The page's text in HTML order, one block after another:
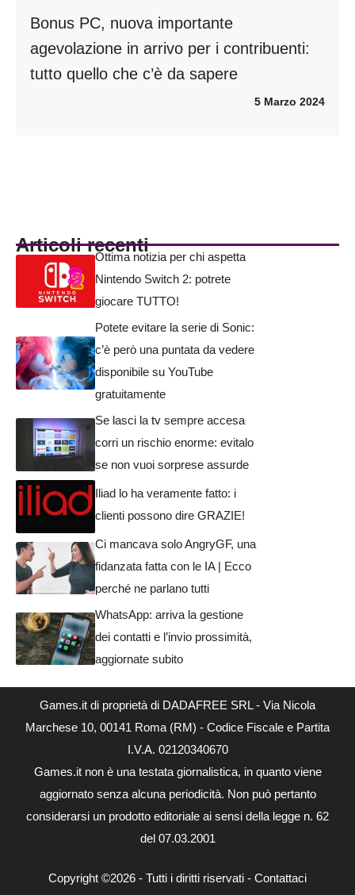
Bonus PC, nuova importante
agevolazione in arrivo per i contribuenti:
tutto quello che c’è da sapere
5 Marzo 2024
Articoli recenti
Ottima notizia per chi aspetta
Nintendo Switch 2: potrete
giocare TUTTO!
Potete evitare la serie di Sonic:
c’è però una puntata da vedere
disponibile su YouTube
gratuitamente
Se lasci la tv sempre accesa
corri un rischio enorme: evitalo
se non vuoi sorprese assurde
Iliad lo ha veramente fatto: i
clienti possono dire GRAZIE!
Ci mancava solo AngryGF, una
fidanzata fatta con le IA | Ecco
perché ne parlano tutti
WhatsApp: arriva la gestione
dei contatti e l’invio prossimità,
aggiornate subito
Games.it di proprietà di DADAFREE SRL - Via Nicola
Marchese 10, 00141 Roma (RM) - Codice Fiscale e Partita
I.V.A. 02120340670
Games.it non è una testata giornalistica, in quanto viene
aggiornato senza alcuna periodicità. Non può pertanto
considerarsi un prodotto editoriale ai sensi della legge n. 62
del 07.03.2001
Copyright ©2026 - Tutti i diritti riservati - Contattaci